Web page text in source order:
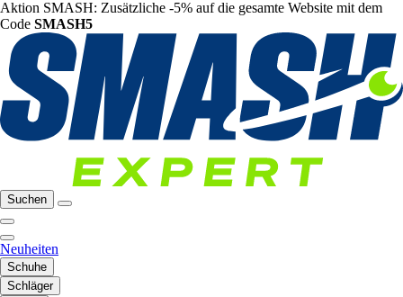
Aktion SMASH: Zusätzliche -5% auf die gesamte Website mit dem
Code SMASH5
Suchen
Neuheiten
Schuhe
Schläger